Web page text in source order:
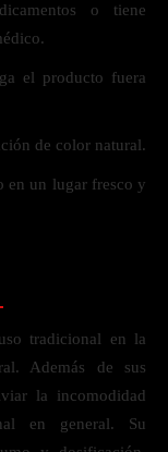
o tiene
el producto fuera
de color natural.
en un lugar fresco y
tradicional en la
Además de sus
la incomodidad
en general. Su